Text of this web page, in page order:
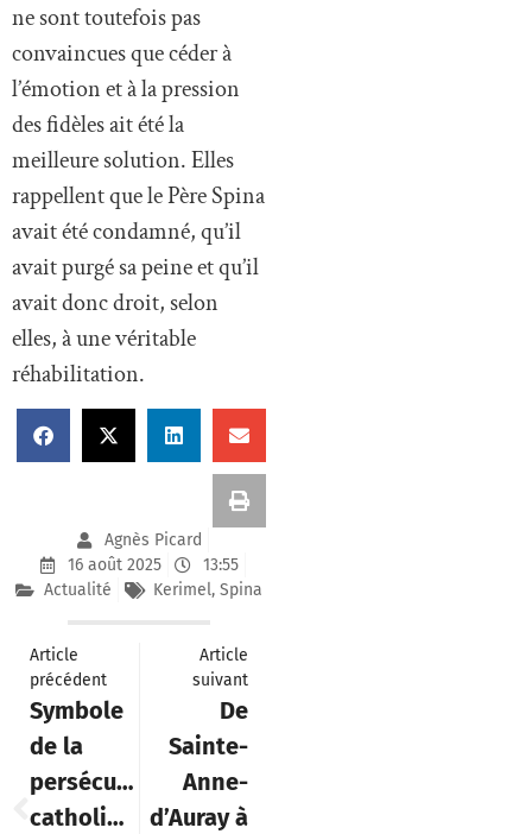
ne sont toutefois pas
convaincues que céder à
l’émotion et à la pression
des fidèles ait été la
meilleure solution. Elles
rappellent que le Père Spina
avait été condamné, qu’il
avait purgé sa peine et qu’il
avait donc droit, selon
elles, à une véritable
réhabilitation.
Agnès Picard
16 août 2025
13:55
Actualité
Kerimel, Spina
Article
précédent
Symbole
de la
persécution
catholique
Article
suivant
De
Sainte-
Anne-
d’Auray à